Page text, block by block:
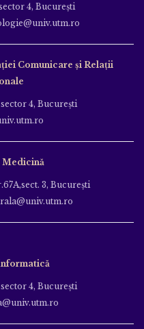
4, Bucureşti
Comunicare și Relații
4, Bucureşti
Medicină
3, Bucureşti
4, Bucureşti